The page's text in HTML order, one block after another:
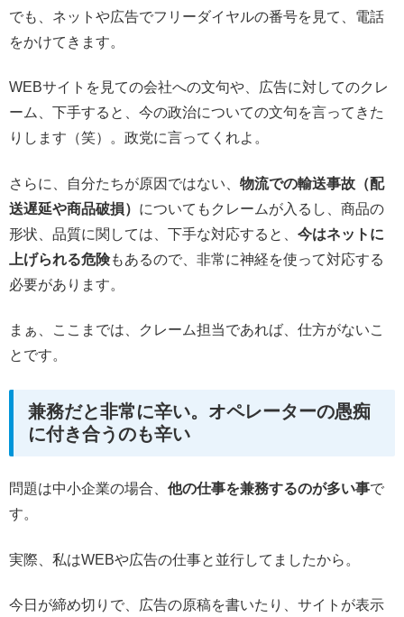
でも、ネットや広告でフリーダイヤルの番号を見て、電話
をかけてきます。
WEBサイトを見ての会社への文句や、広告に対してのクレ
ーム、下手すると、今の政治についての文句を言ってきた
りします（笑）。政党に言ってくれよ。
さらに、自分たちが原因ではない、 物流での輸送事故（配
送遅延や商品破損） についてもクレームが入るし、商品の
形状、品質に関しては、下手な対応すると、 今はネットに
上げられる危険もあるので、非常に神経を使って対応する
必要があります。
まぁ、ここまでは、クレーム担当であれば、仕方がないこ
とです。
兼務だと非常に辛い。オペレーターの愚痴
に付き合うのも辛い
問題は中小企業の場合、 他の仕事を兼務するのが多い事で
す。
実際、私はWEBや広告の仕事と並行してましたから。
今日が締め切りで、広告の原稿を書いたり、サイトが表示